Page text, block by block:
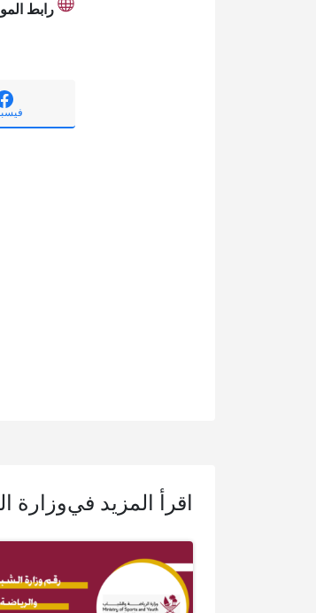
رابط
اقرأ المزيد فيوزارة